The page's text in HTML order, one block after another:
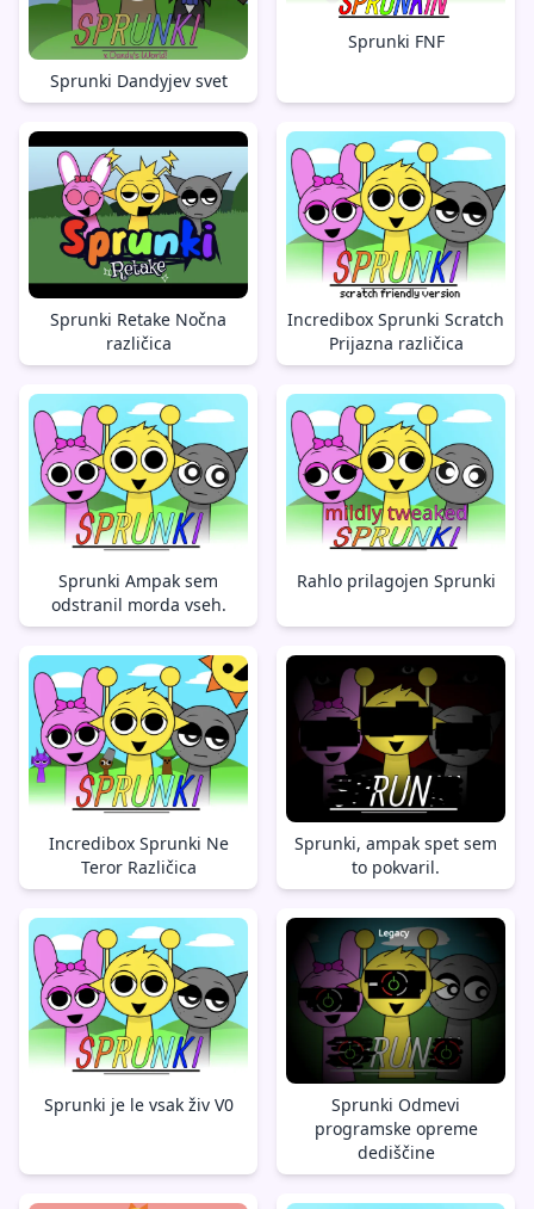
Sprunki Dandyjev svet
Sprunki FNF
Sprunki Retake Nočna
različica
Incredibox Sprunki Scratch
Prijazna različica
Sprunki Ampak sem
odstranil morda vseh.
Rahlo prilagojen Sprunki
Incredibox Sprunki Ne
Teror Različica
Sprunki, ampak spet sem
to pokvaril.
Sprunki je le vsak živ V0
Sprunki Odmevi
programske opreme
dediščine